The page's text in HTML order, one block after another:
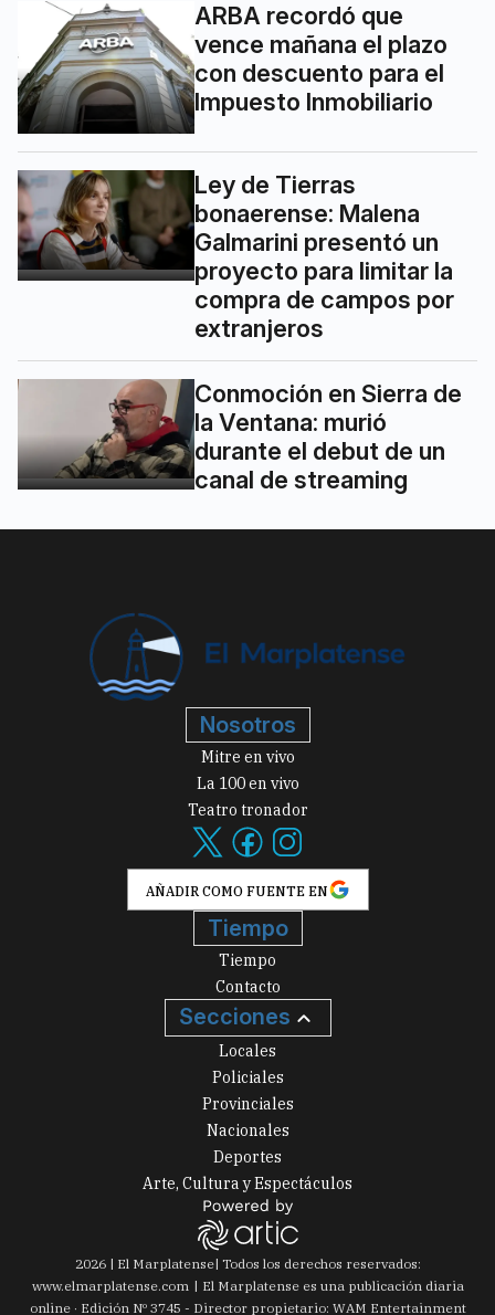
ARBA recordó que
vence mañana el plazo
con descuento para el
Impuesto Inmobiliario
Ley de Tierras
bonaerense: Malena
Galmarini presentó un
proyecto para limitar la
compra de campos por
extranjeros
Conmoción en Sierra de
la Ventana: murió
durante el debut de un
canal de streaming
Nosotros
Mitre en vivo
La 100 en vivo
Teatro tronador
AÑADIR COMO FUENTE EN
Tiempo
Tiempo
Contacto
Secciones
Locales
Policiales
Provinciales
Nacionales
Deportes
Arte, Cultura y Espectáculos
2026| El Marplatense| Todos los derechos reservados:
www.elmarplatense.com
El Marplatense es una publicación diaria
online · Edición Nº 3745 - Director propietario: WAM Entertainment